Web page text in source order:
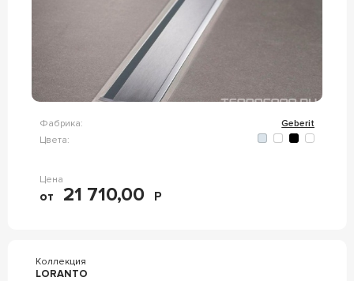
Фабрика:
Geberit
Цвета:
Цена
от 21 710,00 Р
Коллекция
LORANTO